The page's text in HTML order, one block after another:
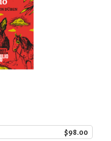
$98.00